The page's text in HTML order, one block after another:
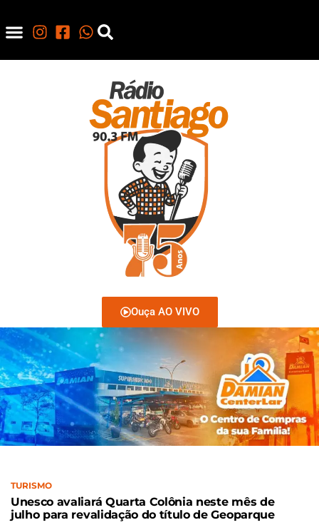
Ouça AO VIVO
TURISMO
Unesco avaliará Quarta Colônia neste mês de
julho para revalidação do título de Geoparque